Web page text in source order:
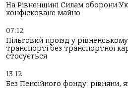
На Рівненщині Силам оборони
конфісковане майно
07:12
Пільговий проїзд у
транспорті без транспортної
стосується
13:12
Без Пенсійного фонду: рівняни,